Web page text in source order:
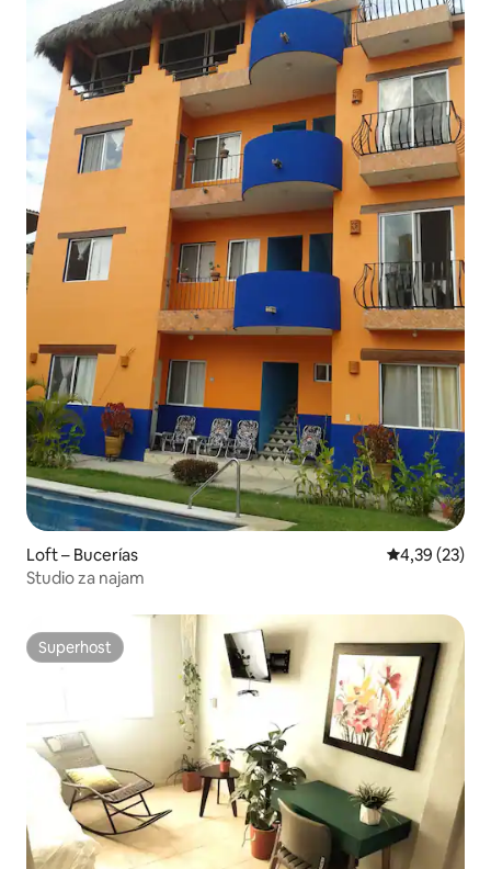
Loft – Bucerías Prosječna
4,39 (23)
Studio za najam
Superhost
Superhost